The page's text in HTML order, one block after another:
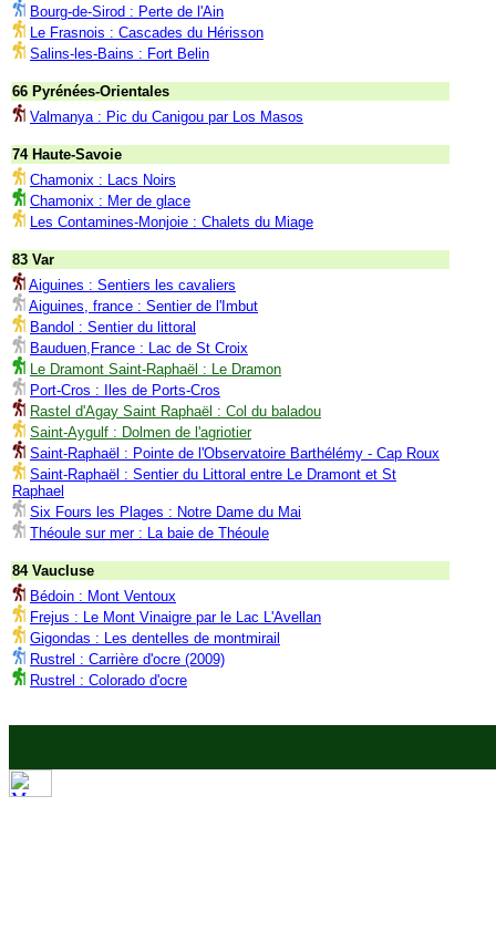
Bourg-de-Sirod : Perte de l'Ain
Le Frasnois : Cascades du Hérisson
Salins-les-Bains : Fort Belin
66 Pyrénées-Orientales
Valmanya : Pic du Canigou par Los Masos
74 Haute-Savoie
Chamonix : Lacs Noirs
Chamonix : Mer de glace
Les Contamines-Monjoie : Chalets du Miage
83 Var
Aiguines : Sentiers les cavaliers
Aiguines, france : Sentier de l'Imbut
Bandol : Sentier du littoral
Bauduen,France : Lac de St Croix
Le Dramont Saint-Raphaël : Le Dramon
Port-Cros : Iles de Ports-Cros
Rastel d'Agay Saint Raphaël : Col du baladou
Saint-Aygulf : Dolmen de l'agriotier
Saint-Raphaël : Pointe de l'Observatoire Barthélémy - Cap Roux
Saint-Raphaël : Sentier du Littoral entre Le Dramont et St
Raphael
Six Fours les Plages : Notre Dame du Mai
Théoule sur mer : La baie de Théoule
84 Vaucluse
Bédoin : Mont Ventoux
Frejus : Le Mont Vinaigre par le Lac L'Avellan
Gigondas : Les dentelles de montmirail
Rustrel : Carrière d'ocre (2009)
Rustrel : Colorado d'ocre